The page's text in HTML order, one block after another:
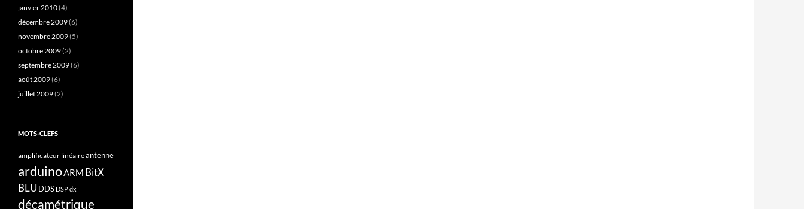
janvier 2010(4)
décembre 2009(6)
novembre 2009(5)
octobre 2009(2)
septembre 2009(6)
août 2009(6)
juillet 2009(2)
MOTS-CLEFS
amplificateur linéaireantenne
arduinoARM BitX
BLU DDS DSPdx
décamétrique